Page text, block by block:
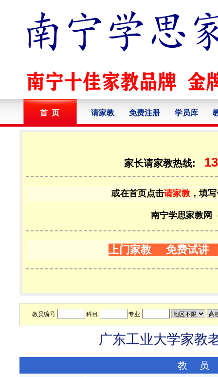
首 页 请家教 免费注册 学员库
家长请家教热线:
或在首页点击请家教 ，填
南宁学思家教网
上门家教 免费试讲
教员编号 科目: 专业:
广东工业大学家教
教